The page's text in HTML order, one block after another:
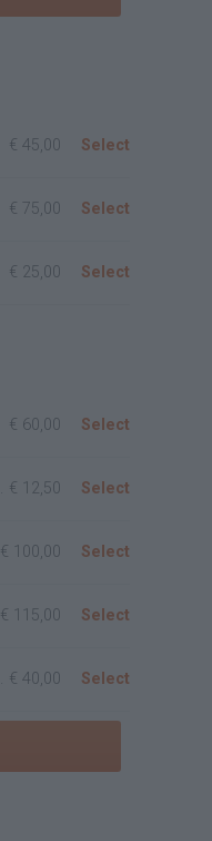
€ 45,00 Select
€ 75,00 Select
€ 25,00 Select
€ 60,00 Select
€ 12,50 Select
€ 100,00 Select
€ 115,00 Select
€ 40,00 Select